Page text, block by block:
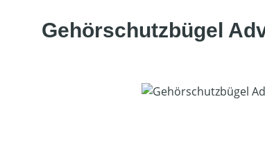
Gehörschutzbügel
Bildergalerie überspringen